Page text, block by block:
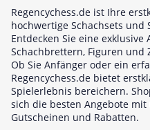
Foto, Druck & Büro
Gaming & Spielzeug
Garten, Haushalt & Tiere
Gesundheit & Beauty
Mobilfunk & Internet
Mode & Accessoires
Regencychess.de ist Ihre
hochwertige Schachsets und
Entdecken Sie eine
Schachbrettern, Figuren und
Ob Sie Anfänger oder ein
Regencychess.de bietet
Spielerlebnis bereichern.
sich die besten Angebote
Gutscheinen und Rabatten.